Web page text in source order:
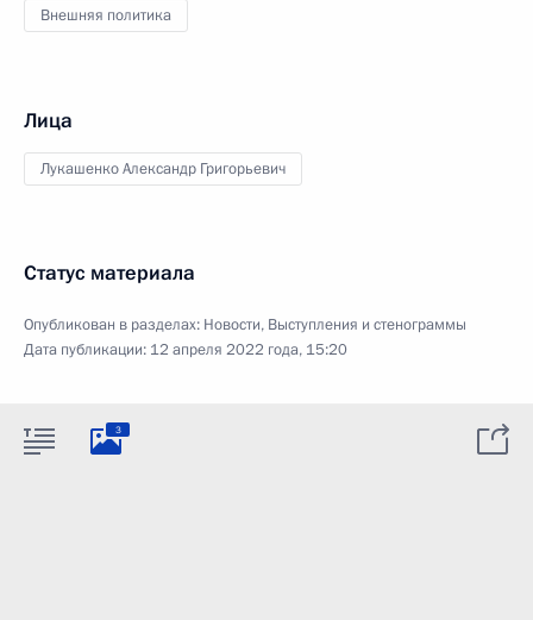
Внешняя политика
Лица
Лукашенко Александр Григорьевич
Статус материала
Опубликован в разделах: Новости, Выступления и стенограммы
Дата публикации: 12 апреля 2022 года, 15:20
3